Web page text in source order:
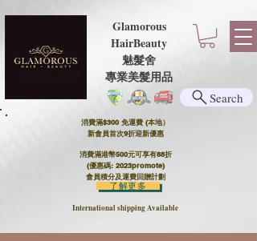
Glamorous
HairBeauty
魅髮舍
​​專業美髮用品
消費滿$300 免運費 (本地）​
新會員首次9折迎新優惠
消費滿港幣500元可享有88折
(優惠碼: 2023promote)
會員積分及運費回贈計劃
International shipping Available
了解更多
Search